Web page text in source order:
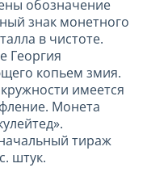
обозначение
знак монетного
в чистоте.
Георгия
копьем змия.
имеется
Монета
тираж
штук.